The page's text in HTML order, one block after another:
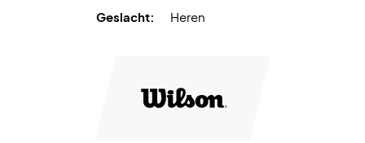
Geslacht:
Heren